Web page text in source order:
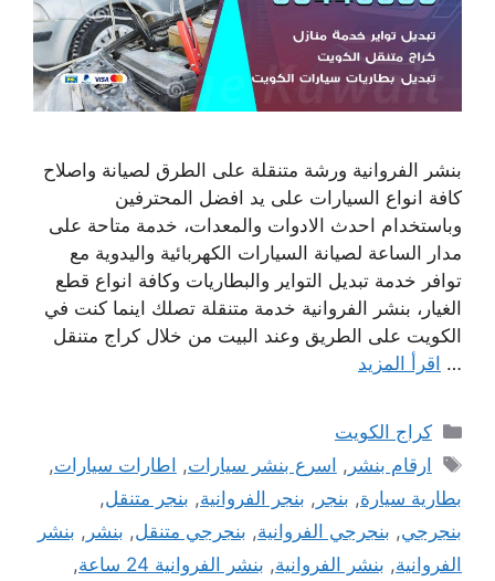
بنشر الفروانية ورشة متنقلة على الطرق لصيانة واصلاح
كافة انواع السيارات على يد افضل المحترفين
وباستخدام احدث الادوات والمعدات، خدمة متاحة على
مدار الساعة لصيانة السيارات الكهربائية واليدوية مع
توافر خدمة تبديل التواير والبطاريات وكافة انواع قطع
الغيار، بنشر الفروانية خدمة متنقلة تصلك اينما كنت في
الكويت على الطريق وعند البيت من خلال كراج متنقل
… اقرأ المزيد
التصنيفات
كراج الكويت
الوسوم
ارقام بنشر , اسرع بنشر سيارات, اطارات سيارات,
بطارية سيارة, بنجر , بنجر الفروانية, بنجر متنقل,
بنجرجي, بنجرجي الفروانية, بنجرجي متنقل, بنشر , بنشر
الفروانية, بنشر الفروانية, بنشر الفروانية 24 ساعة
,